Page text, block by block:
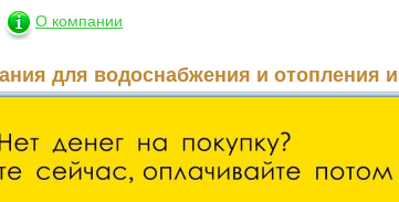
О компании
для водоснабжения и отопления